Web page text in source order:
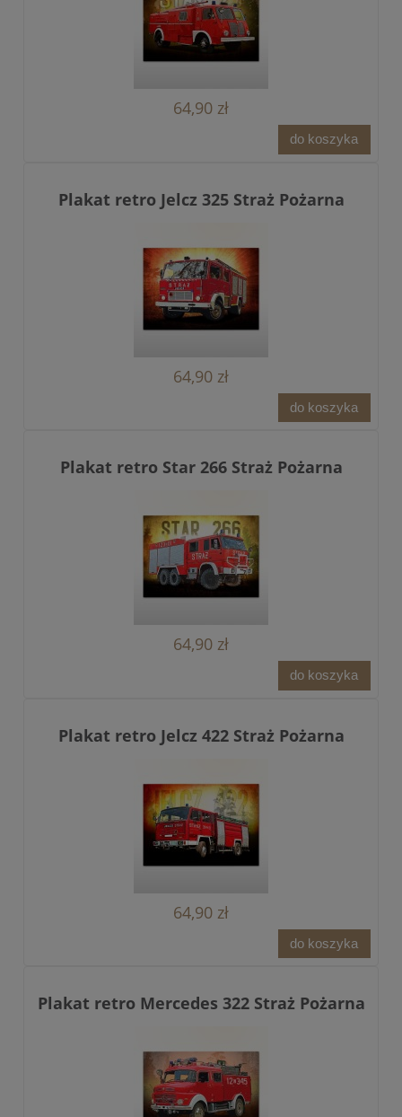
64,90 zł
do koszyka
Plakat retro Jelcz 325 Straż Pożarna
64,90 zł
do koszyka
Plakat retro Star 266 Straż Pożarna
64,90 zł
do koszyka
Plakat retro Jelcz 422 Straż Pożarna
64,90 zł
do koszyka
Plakat retro Mercedes 322 Straż Pożarna